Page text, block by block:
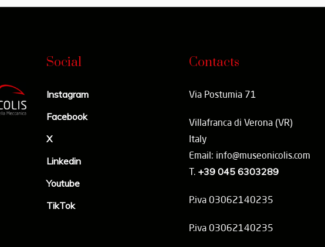
Social
Instagram
Facebook
X
Linkedin
Youtube
TikTok
Contacts
Via Postumia 71
Villafranca di Verona (VR)
Italy
Email: info@museonicolis.com
T. +39 045 6303289
P.iva 03062140235
P.iva 03062140235